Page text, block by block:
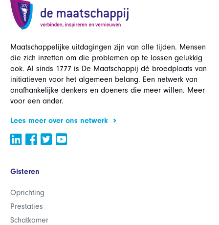
Maatschappelijke uitdagingen zijn van alle tijden. Mensen
die zich inzetten om die problemen op te lossen gelukkig
ook. Al sinds 1777 is De Maatschappij dé broedplaats van
initiatieven voor het algemeen belang. Een netwerk van
onafhankelijke denkers en doeners die meer willen. Meer
voor een ander.
Lees meer over ons netwerk
Gisteren
Oprichting
Prestaties
Schatkamer